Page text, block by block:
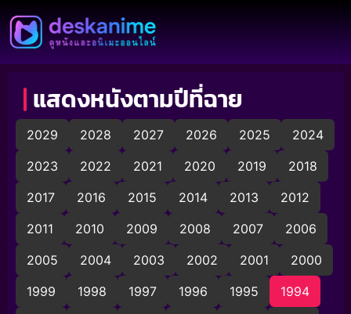
แสดงหนังตามปีที่ฉาย
2029 2028 2027 2026 2025
2024
2023
2022 2021 2020 2019
2018
2017
2016 2015 2014 2013
2012
2011
2010 2009 2008 2007
2006
2005
2004 2003 2002 2001
2000
1999
1998 1997 1996 1995
1994